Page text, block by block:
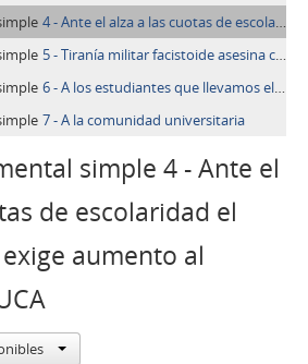
4 - Ante el alza a las cuotas de escolaridad el estudiantado exige aumento al subsidio a la UCA
5 - Tiranía militar facistoide asesina cuatro dirigentes populares
6 - A los estudiantes que llevamos el cursillo de admisión
7 - A la comunidad universitaria
simple 4 - Ante el
de escolaridad el
aumento al